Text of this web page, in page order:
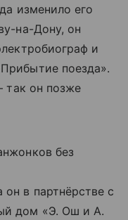
изменило его
на-Дону, он
и
поезда».
так он позже
без
в партнёрстве с
дом «Э. Ош и А.